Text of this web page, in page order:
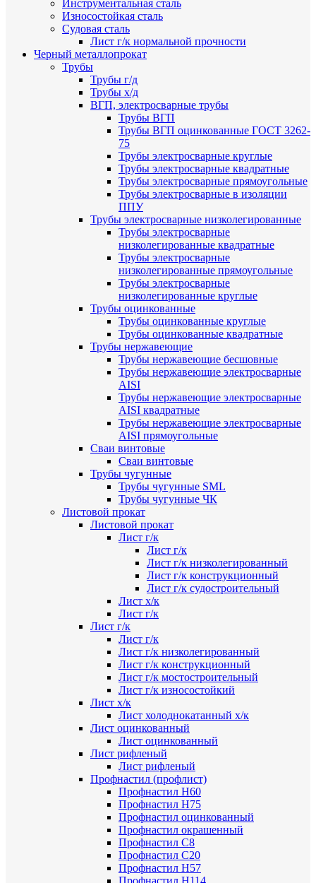
Инструментальная сталь
Износостойкая сталь
Судовая сталь
Лист г/к нормальной прочности
Черный металлопрокат
Трубы
Трубы г/д
Трубы х/д
ВГП, электросварные трубы
Трубы ВГП
Трубы ВГП оцинкованные ГОСТ 3262-
75
Трубы электросварные круглые
Трубы электросварные квадратные
Трубы электросварные прямоугольные
Трубы электросварные в изоляции
ППУ
Трубы электросварные низколегированные
Трубы электросварные
низколегированные квадратные
Трубы электросварные
низколегированные прямоугольные
Трубы электросварные
низколегированные круглые
Трубы оцинкованные
Трубы оцинкованные круглые
Трубы оцинкованные квадратные
Трубы нержавеющие
Трубы нержавеющие бесшовные
Трубы нержавеющие электросварные
AISI
Трубы нержавеющие электросварные
AISI квадратные
Трубы нержавеющие электросварные
AISI прямоугольные
Сваи винтовые
Сваи винтовые
Трубы чугунные
Трубы чугунные SML
Трубы чугунные ЧК
Листовой прокат
Листовой прокат
Лист г/к
Лист г/к
Лист г/к низколегированный
Лист г/к конструкционный
Лист г/к судостроительный
Лист х/к
Лист г/к
Лист г/к
Лист г/к
Лист г/к низколегированный
Лист г/к конструкционный
Лист г/к мостостроительный
Лист г/к износостойкий
Лист х/к
Лист холоднокатанный х/к
Лист оцинкованный
Лист оцинкованный
Лист рифленый
Лист рифленый
Профнастил (профлист)
Профнастил Н60
Профнастил Н75
Профнастил оцинкованный
Профнастил окрашенный
Профнастил С8
Профнастил С20
Профнастил Н57
Профнастил Н114